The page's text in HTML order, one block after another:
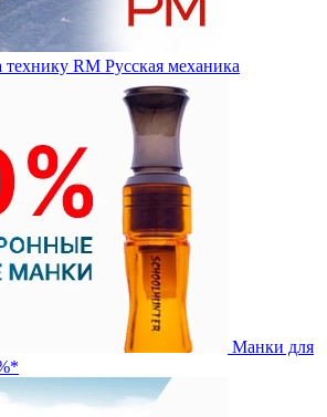
RM Русская механика
Манки для